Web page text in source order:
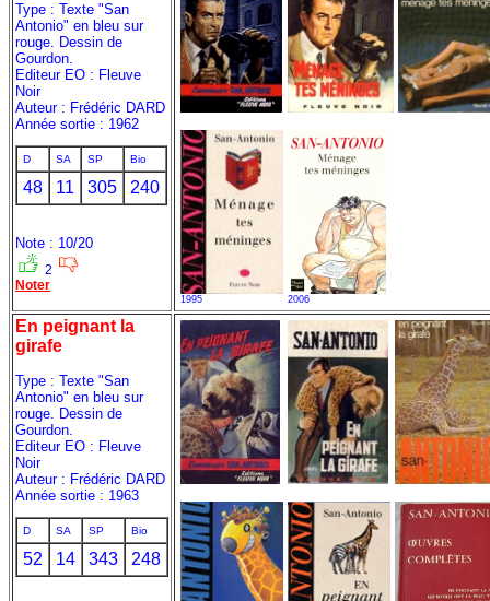
Type : Texte "San
Antonio" en bleu sur
rouge. Dessin de
Gourdon.
Editeur EO : Fleuve
Noir
Auteur : Frédéric DARD
Année sortie : 1962
D SA SP Bio
48 11 305 240
Note : 10/20
2
Noter
1995 2006
En peignant la
girafe
Type : Texte "San
Antonio" en bleu sur
rouge. Dessin de
Gourdon.
Editeur EO : Fleuve
Noir
Auteur : Frédéric DARD
Année sortie : 1963
D SA SP Bio
52 14 343 248